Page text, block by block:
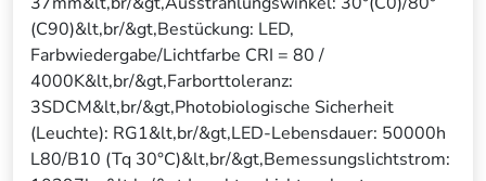
(C90)&lt,br/&gt,Bestückung: LED,
Farbwiedergabe/Lichtfarbe CRI = 80 /
4000K&lt,br/&gt,Farborttoleranz:
3SDCM&lt,br/&gt,Photobiologische Sicherheit
(Leuchte): RG1&lt,br/&gt,LED-Lebensdauer: 50000h
L80/B10 (Tq 30°C)&lt,br/&gt,Bemessungslichtstrom: